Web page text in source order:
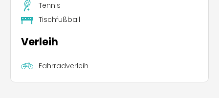
Tennis
Tischfußball
Verleih
Fahrradverleih